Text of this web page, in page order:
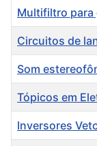
Multifiltro para
Circuitos de
Som
Tópicos em
Inversores